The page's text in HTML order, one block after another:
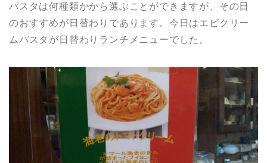
パスタは何種類かから選ぶことができますが、その日
のおすすめが日替わりであります。今日はエビクリー
ムパスタが日替わりランチメニューでした。